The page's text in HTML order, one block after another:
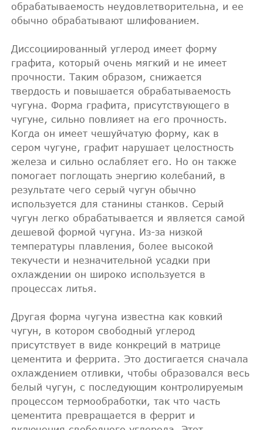
обрабатываемость неудовлетворительна, и ее
обычно обрабатывают шлифованием.
Диссоциированный углерод имеет форму
графита, который очень мягкий и не имеет
прочности. Таким образом, снижается
твердость и повышается обрабатываемость
чугуна. Форма графита, присутствующего в
чугуне, сильно повлияет на его прочность.
Когда он имеет чешуйчатую форму, как в
сером чугуне, графит нарушает целостность
железа и сильно ослабляет его. Но он также
помогает поглощать энергию колебаний, в
результате чего серый чугун обычно
используется для станины станков. Серый
чугун легко обрабатывается и является самой
дешевой формой чугуна. Из-за низкой
температуры плавления, более высокой
текучести и незначительной усадки при
охлаждении он широко используется в
процессах литья.
Другая форма чугуна известна как ковкий
чугун, в котором свободный углерод
присутствует в виде конкреций в матрице
цементита и феррита. Это достигается сначала
охлаждением отливки, чтобы образовался весь
белый чугун, с последующим контролируемым
процессом термообработки, так что часть
цементита превращается в феррит и